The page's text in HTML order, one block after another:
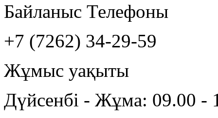
Байланыс Телефоны
+7 (7262) 34-29-59
Жұмыс уақыты
Дүйсенбі - Жұма: 09.00 -